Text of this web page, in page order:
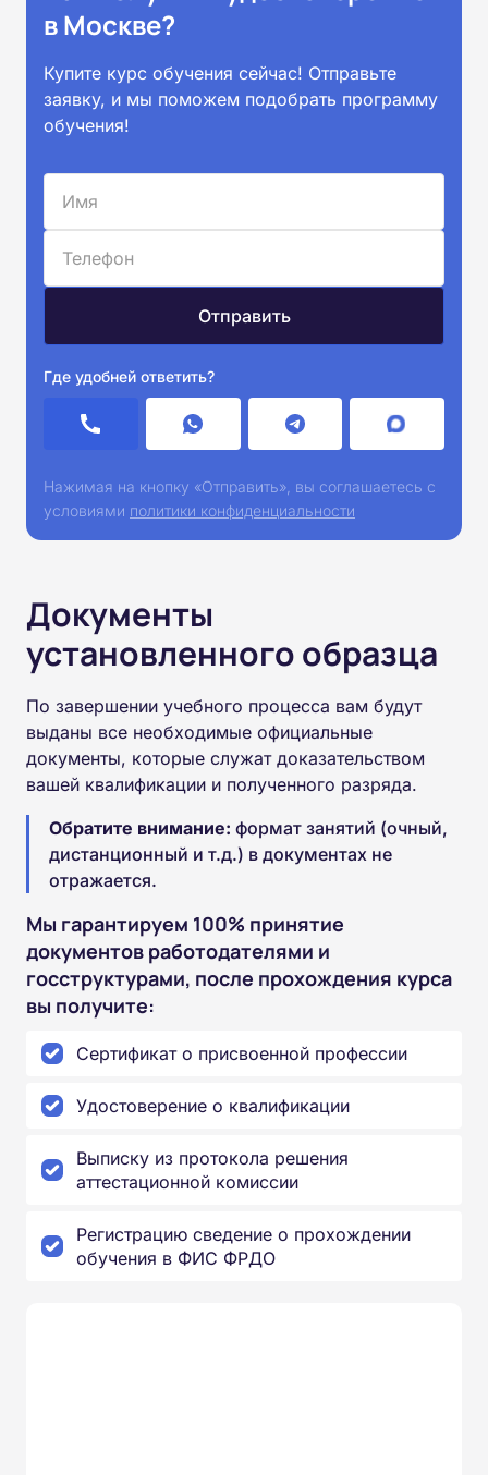
в Москве?
Купите курс обучения сейчас! Отправьте
заявку, и мы поможем подобрать программу
обучения!
Где удобней ответить?
Нажимая на кнопку «Отправить», вы соглашаетесь с
условиями политики конфиденциальности
Документы
установленного образца
По завершении учебного процесса вам будут
выданы все необходимые официальные
документы, которые служат доказательством
вашей квалификации и полученного разряда.
Обратите внимание: формат занятий (очный,
дистанционный и т.д.) в документах не
отражается.
Мы гарантируем 100% принятие
документов работодателями и
госструктурами, после прохождения курса
вы получите:
Сертификат о присвоенной профессии
Удостоверение о квалификации
Выписку из протокола решения
аттестационной комиссии
Регистрацию сведение о прохождении
обучения в ФИС ФРДО